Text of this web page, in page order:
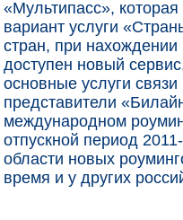
«Мультипасс»,
вариант услуги
стран, при
доступен новый
основные услуги
представители
международном
отпускной период
области новых
время и у других